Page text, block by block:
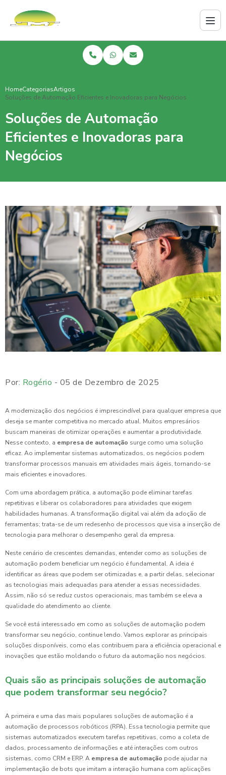
HomeCategoriasArtigos
Soluções de Automação Eficientes e Inovadoras para Negócios
Soluções de Automação
Eficientes e Inovadoras para
Negócios
Por: Rogério - 05 de Dezembro de 2025
A modernização dos negócios é imprescindível para qualquer empresa que
deseja se manter competitiva no mercado atual. Muitos empresários
buscam maneiras de otimizar operações e aumentar a produtividade.
Nesse contexto, a empresa de automação surge como uma solução
eficaz. Ao implementar sistemas automatizados, os negócios podem
transformar processos manuais em atividades mais ágeis, tornando-se
mais eficientes e inovadores.
Com uma abordagem prática, a automação pode eliminar tarefas
repetitivas e liberar os colaboradores para atividades que exigem
habilidades humanas. A transformação digital vai além da adoção de
ferramentas; trata-se de um redesenho de processos que visa a inserção de
tecnologia para melhorar o desempenho geral da empresa.
Neste cenário de crescentes demandas, entender como as soluções de
automação podem beneficiar um negócio é fundamental. A ideia é
identificar as áreas que podem ser otimizadas e, a partir delas, selecionar
as tecnologias mais adequadas para atender a essas necessidades.
Assim, não só se reduz custos operacionais, mas também se eleva a
qualidade do atendimento ao cliente.
Se você está interessado em como as soluções de automação podem
transformar seu negócio, continue lendo. Vamos explorar as principais
soluções disponíveis, como elas contribuem para a eficiência operacional e
inovações que estão moldando o futuro da automação nos negócios.
Quais são as principais soluções de automação
que podem transformar seu negócio?
A primeira e uma das mais populares soluções de automação é a
automação de processos robóticos (RPA). Essa tecnologia permite que
sistemas automatizados executem tarefas repetitivas, como a coleta de
dados, processamento de informações e até interações com outros
sistemas, como CRM e ERP. A empresa de automação pode ajudar na
implementação de bots que imitam a interação humana com aplicações